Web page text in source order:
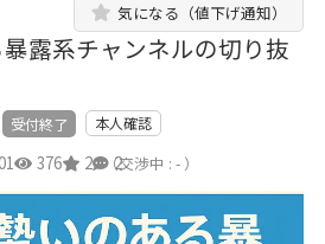
露系チャンネルの切り抜
気になる（値下げ通知）
受付終了 本人確認
376 2 2
（交渉中 : - ）